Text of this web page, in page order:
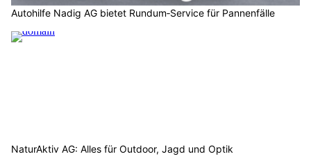
Autohilfe Nadig AG bietet Rundum‑Service für Pannenfälle
NaturAktiv AG: Alles für Outdoor, Jagd und Optik